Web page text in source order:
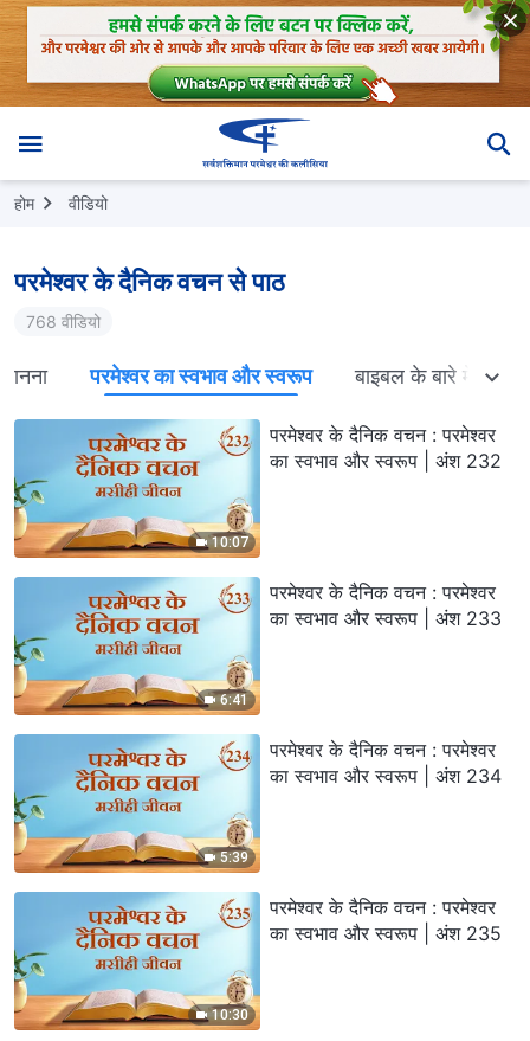
होम वीडियो
परमेश्वर के दैनिक वचन से पाठ
768 वीडियो
परमेश्वर का स्वभाव और स्वरूप बाइबल के बारे में रहस्य
10:07
परमेश्वर के दैनिक वचन : परमेश्वर
का स्वभाव और स्वरूप | अंश 232
6:41
परमेश्वर के दैनिक वचन : परमेश्वर
का स्वभाव और स्वरूप | अंश 233
5:39
परमेश्वर के दैनिक वचन : परमेश्वर
का स्वभाव और स्वरूप | अंश 234
10:30
परमेश्वर के दैनिक वचन : परमेश्वर
का स्वभाव और स्वरूप | अंश 235